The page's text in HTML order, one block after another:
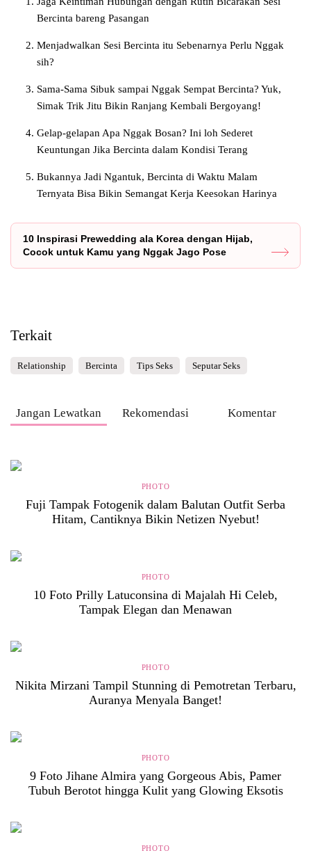
Bercinta bareng Pasangan
Menjadwalkan Sesi Bercinta itu Sebenarnya Perlu Nggak
sih?
Sama-Sama Sibuk sampai Nggak Sempat Bercinta? Yuk,
Simak Trik Jitu Bikin Ranjang Kembali Bergoyang!
Gelap-gelapan Apa Nggak Bosan? Ini loh Sederet
Keuntungan Jika Bercinta dalam Kondisi Terang
Bukannya Jadi Ngantuk, Bercinta di Waktu Malam
Ternyata Bisa Bikin Semangat Kerja Keesokan Harinya
10 Inspirasi Prewedding ala Korea dengan Hijab,
Cocok untuk Kamu yang Nggak Jago Pose
Terkait
Relationship Bercinta Tips Seks Seputar Seks
Jangan Lewatkan Rekomendasi Komentar
PHOTO
Fuji Tampak Fotogenik dalam Balutan Outfit Serba
Hitam, Cantiknya Bikin Netizen Nyebut!
PHOTO
10 Foto Prilly Latuconsina di Majalah Hi Celeb,
Tampak Elegan dan Menawan
PHOTO
Nikita Mirzani Tampil Stunning di Pemotretan Terbaru,
Auranya Menyala Banget!
PHOTO
9 Foto Jihane Almira yang Gorgeous Abis, Pamer
Tubuh Berotot hingga Kulit yang Glowing Eksotis
PHOTO